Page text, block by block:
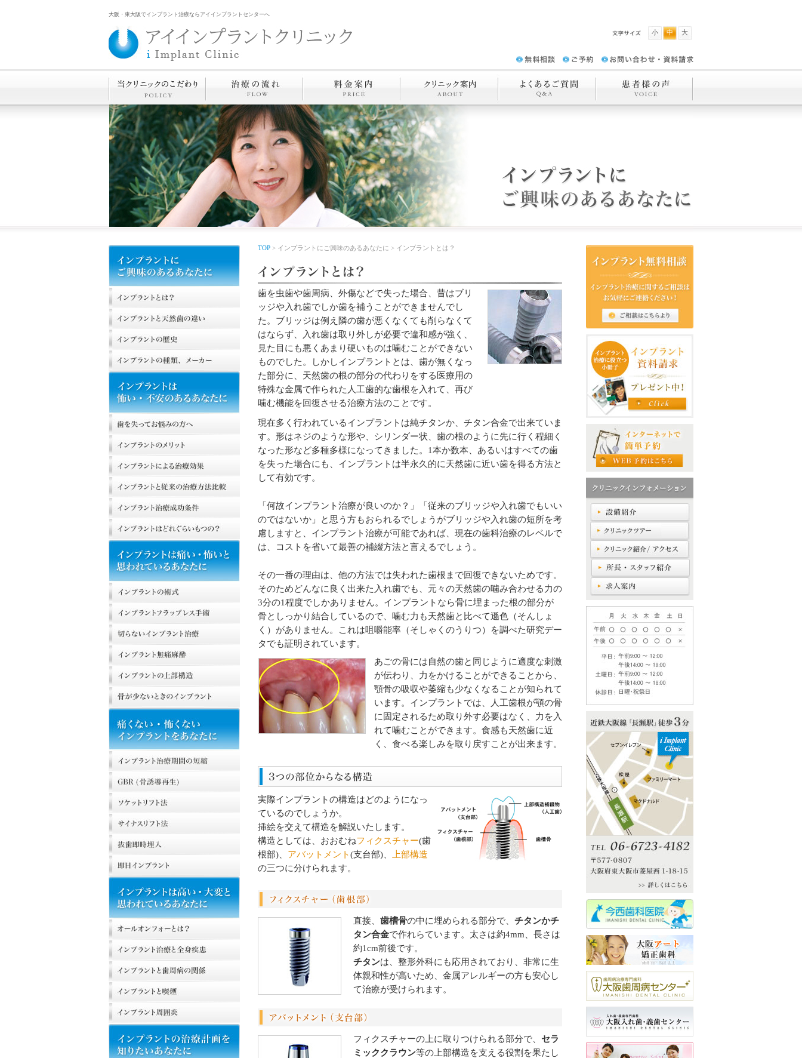
大阪・東大阪でインプラント治療ならアイインプラントセンターへ
小 中 大
TOP > インプラントにご興味のあるあなたに > インプラントとは？
歯を虫歯や歯周病、外傷などで失った場合、昔はブリ
ッジや入れ歯でしか歯を補うことができませんでし
た。ブリッジは例え隣の歯が悪くなくても削らなくて
はならず、入れ歯は取り外しが必要で違和感が強く、
見た目にも悪くあまり硬いものは噛むことができない
ものでした。しかしインプラントとは、歯が無くなっ
た部分に、天然歯の根の部分の代わりをする医療用の
特殊な金属で作られた人工歯的な歯根を入れて、再び
噛む機能を回復させる治療方法のことです。
現在多く行われているインプラントは純チタンか、チタン合金で出来ていま
す。形はネジのような形や、シリンダー状、歯の根のように先に行く程細く
なった形など多種多様になってきました。1本か数本、あるいはすべての歯
を失った場合にも、インプラントは半永久的に天然歯に近い歯を得る方法と
して有効です。
「何故インプラント治療が良いのか？」「従来のブリッジや入れ歯でもいい
のではないか」と思う方もおられるでしょうがブリッジや入れ歯の短所を考
慮しますと、インプラント治療が可能であれば、現在の歯科治療のレベルで
は、コストを省いて最善の補綴方法と言えるでしょう。
その一番の理由は、他の方法では失われた歯根まで回復できないためです。
そのためどんなに良く出来た入れ歯でも、元々の天然歯の噛み合わせる力の
3分の1程度でしかありません。インプラントなら骨に埋まった根の部分が
骨としっかり結合しているので、噛む力も天然歯と比べて遜色（そんしょ
く）がありません。これは咀嚼能率（そしゃくのうりつ）を調べた研究デー
タでも証明されています。
あごの骨には自然の歯と同じように適度な刺激
が伝わり、力をかけることができることから、
顎骨の吸収や萎縮も少なくなることが知られて
います。インプラントでは、人工歯根が顎の骨
に固定されるため取り外す必要はなく、力を入
れて噛むことができます。食感も天然歯に近
く、食べる楽しみを取り戻すことが出来ます。
実際インプラントの構造はどのようになっ
ているのでしょうか。
挿絵を交えて構造を解説いたします。
構造としては、おおむねフィクスチャー(歯
根部)、 アバットメント(支台部)、
上部構造
の三つに分けられます。
直接、 歯槽骨の中に埋められる部分で、 チタンかチ
タン合金で作れらています。太さは約4mm、長さは
約1cm前後です。
チタンは、整形外科にも応用されており、非常に生
体親和性が高いため、金属アレルギーの方も安心し
て治療が受けられます。
フィクスチャーの上に取りつけられる部分で、 セラ
ミッククラウン等の上部構造を支える役割を果たし